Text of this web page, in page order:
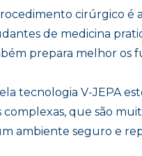
cirúrgico é
de medicina
prepara melhor os
tecnologia V-JEPA
que são
ambiente seguro e